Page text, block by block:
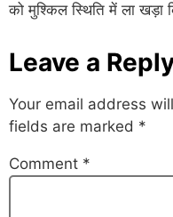
को मुश्किल स्थिति में ला खड़ा
Leave a
Your email address
fields are marked *
Comment *